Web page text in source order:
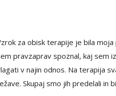
za obisk terapije je bila
pravzaprav spoznal, kaj sem
v najin odnos. Na terapija
Skupaj smo jih predelali in